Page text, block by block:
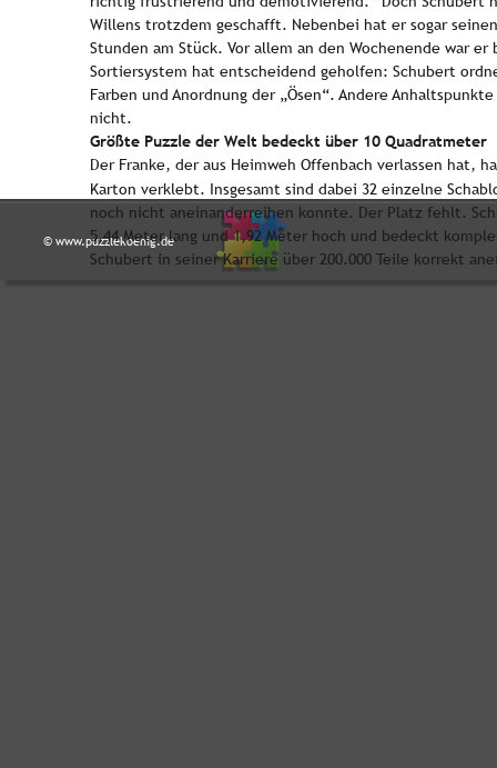
© www.puzzlekoenig.de
Willens trotzdem geschafft. Nebenbei hat er sogar
Stunden am Stück. Vor allem an den Wochenende war
Sortiersystem hat entscheidend geholfen: Schubert
Farben und Anordnung der „Ösen“. Andere
nicht.
Größte Puzzle der Welt bedeckt über 10 Quadratmeter
Der Franke, der aus Heimweh Offenbach verlassen hat,
Karton verklebt. Insgesamt sind dabei 32 einzelne
noch nicht aneinanderreihen konnte. Der Platz fehlt.
5,44 Meter lang und 1,92 Meter hoch und bedeckt
Schubert in seiner Karriere über 200.000 Teile korrekt